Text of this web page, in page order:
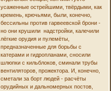
усаженные острейшими, твёрдыми, как
кремень, крючьями, были, конечно,
бессильны против гарвеевской брони -
но они крушили надстройки, калечили
лёгкие орудия и пулемёты,
предназначенные для борьбы с
катерами и гидропланами, сносили
шлюпки с кильблоков, сминали трубы
вентиляторов, прожектора. И, конечно,
сметали за борт людей - расчёты
орудийных и дальномерных постов,